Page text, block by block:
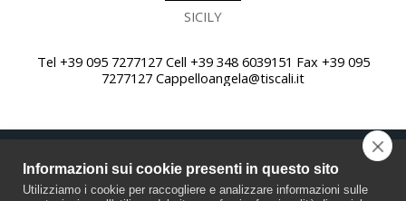
SICILY
Tel +39 095 7277127 Cell +39 348 6039151 Fax +39 095
7277127 Cappelloangela@tiscali.it
CERTIFICATIONS AND QUALITY
Informazioni sui cookie presenti in questo sito
Utilizziamo i cookie per raccogliere e analizzare informazioni sulle